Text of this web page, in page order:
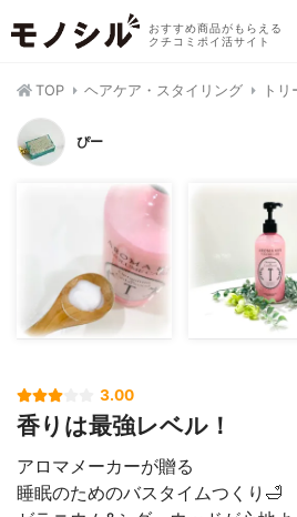
おすすめ商品がもらえる
クチコミポイ活サイト
TOP ヘアケア・スタイリング ト
ぴー
3.00
香りは最強レベル！
アロマメーカーが贈る
睡眠のためのバスタイムつくり🛁